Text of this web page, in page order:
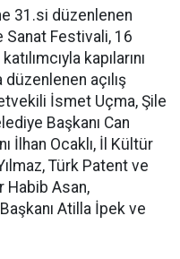
31.si düzenlenen
Sanat Festivali, 16
kapılarını
düzenlenen açılış
İsmet Uçma, Şile
Başkanı Can
İlhan Ocaklı, İl Kültür
Türk Patent ve
Habib Asan,
Atilla İpek ve